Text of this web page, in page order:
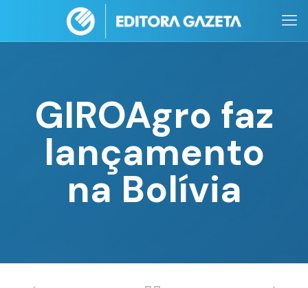
GIROAgro faz
lançamento
na Bolívia